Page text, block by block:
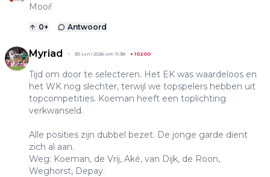
Mooi!
0+ Antwoord
Myriad 30 juni 2026 om 11:38 +10200
Tijd om door te selecteren. Het EK was waardeloos en
het WK nog slechter, terwijl we topspelers hebben uit
topcompetities. Koeman heeft een toplichting
verkwanseld.
Alle posities zijn dubbel bezet. De jonge garde dient
zich al aan.
Weg: Koeman, de Vrij, Aké, van Dijk, de Roon,
Weghorst, Depay.